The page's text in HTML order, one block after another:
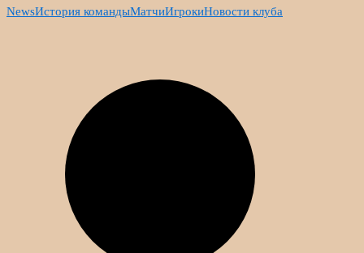
NewsИстория командыМатчиИгрокиНовости клуба